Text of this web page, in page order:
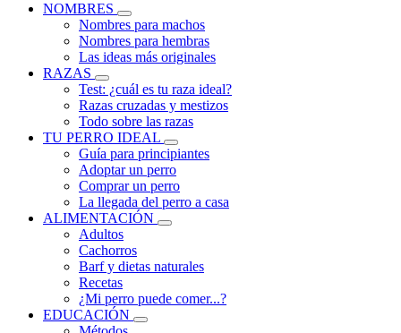
NOMBRES
Nombres para machos
Nombres para hembras
Las ideas más originales
RAZAS
Test: ¿cuál es tu raza ideal?
Razas cruzadas y mestizos
Todo sobre las razas
TU PERRO IDEAL
Guía para principiantes
Adoptar un perro
Comprar un perro
La llegada del perro a casa
ALIMENTACIÓN
Adultos
Cachorros
Barf y dietas naturales
Recetas
¿Mi perro puede comer...?
EDUCACIÓN